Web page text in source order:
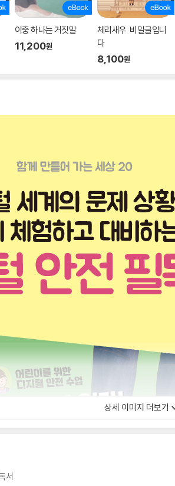
이중 하나는 거짓말
11,200원
체리새우: 비밀글입니
다
8,100원
상세 이미지 더보기
서